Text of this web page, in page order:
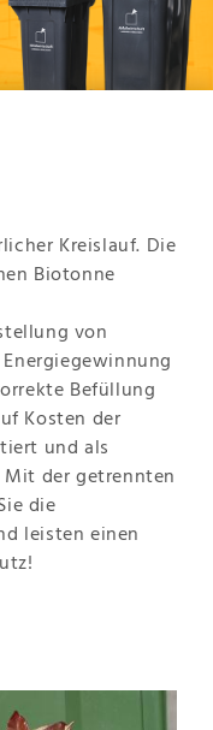
Kreislauf. Die
Biotonne
von
Befüllung
Kosten der
und als
der getrennten
die
leisten einen